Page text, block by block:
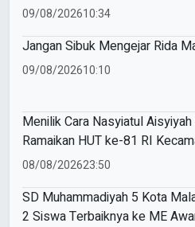
09/08/202610:34
Jangan Sibuk Mengejar Rida
09/08/202610:10
Menilik Cara Nasyiatul
Ramaikan HUT ke-81 RI
Sukodadi
08/08/202623:50
SD Muhammadiyah 5 Kota
2 Siswa Terbaiknya ke ME